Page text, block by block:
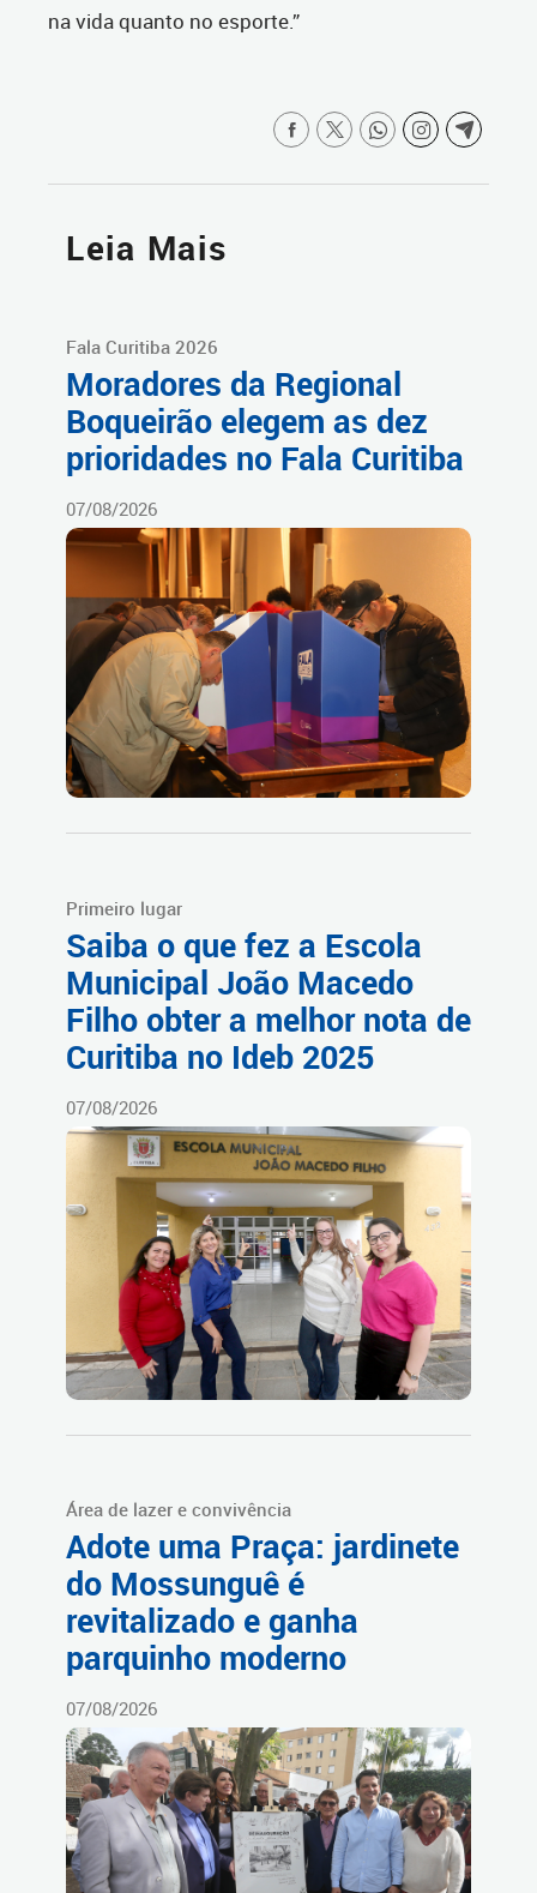
na vida quanto no esporte.”
Leia Mais
Fala Curitiba 2026
Moradores da Regional
Boqueirão elegem as dez
prioridades no Fala Curitiba
07/08/2026
Primeiro lugar
Saiba o que fez a Escola
Municipal João Macedo
Filho obter a melhor nota de
Curitiba no Ideb 2025
07/08/2026
Área de lazer e convivência
Adote uma Praça: jardinete
do Mossunguê é
revitalizado e ganha
parquinho moderno
07/08/2026